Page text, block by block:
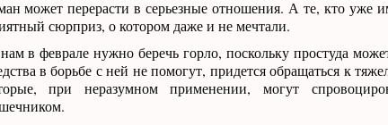
может перерасти в серьезные отношения. А те, кто уже
сюрприз, о котором даже и не мечтали.
в феврале нужно беречь горло, поскольку простуда
в борьбе с ней не помогут, придется обращаться к
при неразумном применении, могут